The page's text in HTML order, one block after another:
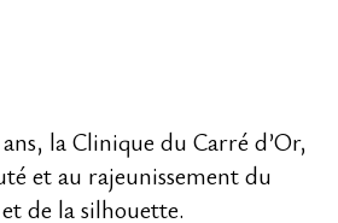
la Clinique du Carré d’Or,
et au rajeunissement du
de la silhouette.